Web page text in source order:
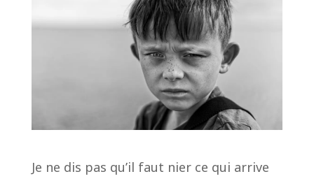
Je ne dis pas qu’il faut nier ce qui arrive